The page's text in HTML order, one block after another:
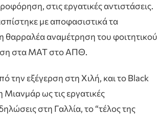
στις εργατικές αντιστάσεις.
με αποφασιστικά τα
θαρραλέα αναμέτρηση του φοιτητικού
στα ΜΑΤ στο ΑΠΘ.
την εξέγερση στη Χιλή, και το Black
ως τις εργατικές
στη Γαλλία, το “τέλος της